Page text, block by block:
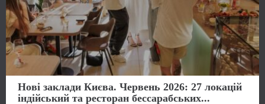
Нові заклади Києва. Червень 2026: 27 локацій
індійський та ресторан бессарабських...